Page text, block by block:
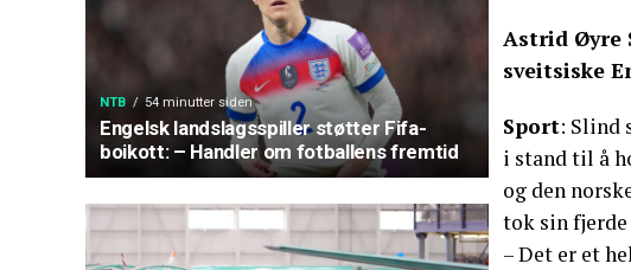
NTB 54 minutter siden
Engelsk landslagsspiller støtter Fifa-
boikott: – Handler om fotballens fremtid
Astrid Øyre
sveitsiske
Sport: Slind
i stand til å
og den
tok sin fjerde
– Det er et